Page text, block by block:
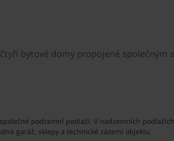
bytové domy propojené společným
podzemní podlaží. V nadzemních
garáž, sklepy a technické zázemí objektu.